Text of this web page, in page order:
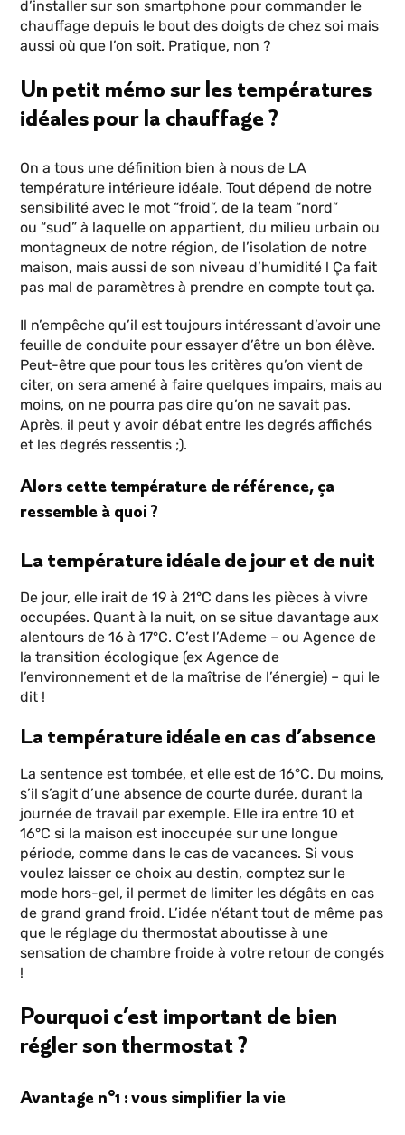
d’installer sur son smartphone pour commander le
chauffage depuis le bout des doigts de chez soi mais
aussi où que l’on soit. Pratique, non ?
Un petit mémo sur les températures
idéales pour la chauffage ?
On a tous une définition bien à nous de LA
température intérieure idéale. Tout dépend de notre
sensibilité avec le mot “froid”, de la team “nord”
ou “sud” à laquelle on appartient, du milieu urbain ou
montagneux de notre région, de l’isolation de notre
maison, mais aussi de son niveau d’humidité ! Ça fait
pas mal de paramètres à prendre en compte tout ça.
Il n’empêche qu’il est toujours intéressant d’avoir une
feuille de conduite pour essayer d’être un bon élève.
Peut-être que pour tous les critères qu’on vient de
citer, on sera amené à faire quelques impairs, mais au
moins, on ne pourra pas dire qu’on ne savait pas.
Après, il peut y avoir débat entre les degrés affichés
et les degrés ressentis ;).
Alors cette température de référence, ça
ressemble à quoi ?
La température idéale de jour et de nuit
De jour, elle irait de 19 à 21°C dans les pièces à vivre
occupées. Quant à la nuit, on se situe davantage aux
alentours de 16 à 17°C. C’est l’Ademe – ou Agence de
la transition écologique (ex Agence de
l’environnement et de la maîtrise de l’énergie) – qui le
dit !
La température idéale en cas d’absence
La sentence est tombée, et elle est de 16°C. Du moins,
s’il s’agit d’une absence de courte durée, durant la
journée de travail par exemple. Elle ira entre 10 et
16°C si la maison est inoccupée sur une longue
période, comme dans le cas de vacances. Si vous
voulez laisser ce choix au destin, comptez sur le
mode hors-gel, il permet de limiter les dégâts en cas
de grand grand froid. L’idée n’étant tout de même pas
que le réglage du thermostat aboutisse à une
sensation de chambre froide à votre retour de congés
!
Pourquoi c’est important de bien
régler son thermostat ?
Avantage n°1 : vous simplifier la vie